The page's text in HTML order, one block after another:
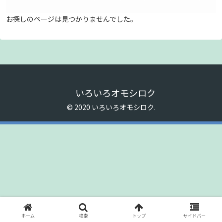
お探しのページは見つかりませんでした。
いろいろオモシロク
© 2020 いろいろオモシロク.
ホーム 検索 トップ サイドバー